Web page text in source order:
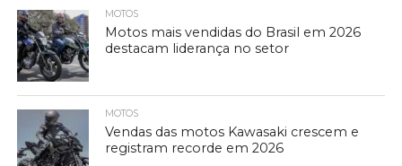
MOTOS
Motos mais vendidas do Brasil em 2026
destacam liderança no setor
MOTOS
Vendas das motos Kawasaki crescem e
registram recorde em 2026